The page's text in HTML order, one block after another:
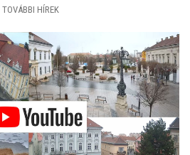
TOVÁBBI HÍREK